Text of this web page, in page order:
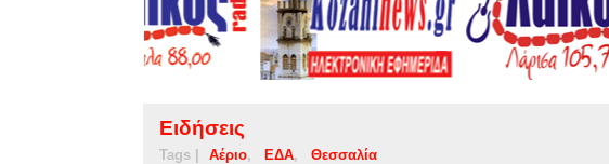
Ειδήσεις
Tags | Αέριο ΕΔΑ Θεσσαλία